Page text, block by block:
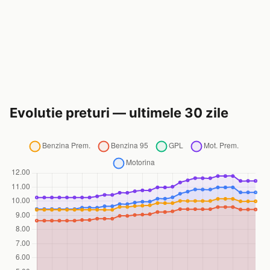
Evolutie preturi — ultimele 30 zile